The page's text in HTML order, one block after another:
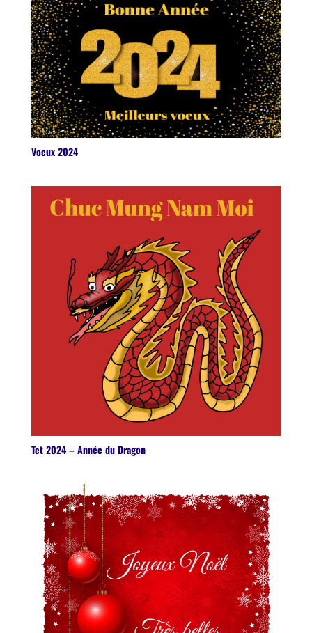
Voeux 2024
Tet 2024 – Année du Dragon